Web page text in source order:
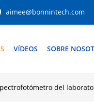
aimee@bonnintech.com
VÍDEOS SOBRE
del